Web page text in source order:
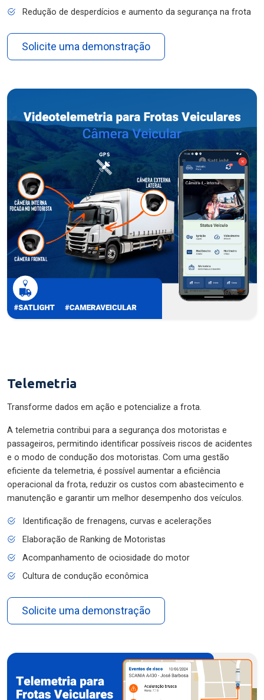
Redução de desperdícios e aumento da segurança na frota
Solicite uma demonstração
Telemetria
Transforme dados em ação e potencialize a frota.
A telemetria contribui para a segurança dos motoristas e
passageiros, permitindo identificar possíveis riscos de acidentes
e o modo de condução dos motoristas. Com uma gestão
eficiente da telemetria, é possível aumentar a eficiência
operacional da frota, reduzir os custos com abastecimento e
manutenção e garantir um melhor desempenho dos veículos.
Identificação de frenagens, curvas e acelerações
Elaboração de Ranking de Motoristas
Acompanhamento de ociosidade do motor
Cultura de condução econômica
Solicite uma demonstração